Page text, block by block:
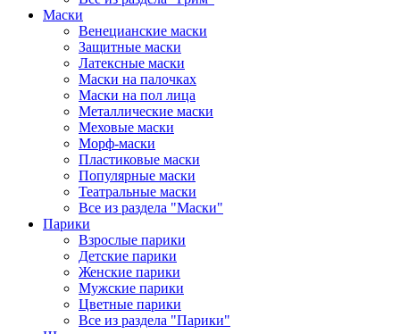
Маски
Венецианские маски
Защитные маски
Латексные маски
Маски на палочках
Маски на пол лица
Металлические маски
Меховые маски
Морф-маски
Пластиковые маски
Популярные маски
Театральные маски
Все из раздела "Маски"
Парики
Взрослые парики
Детские парики
Женские парики
Мужские парики
Цветные парики
Все из раздела "Парики"